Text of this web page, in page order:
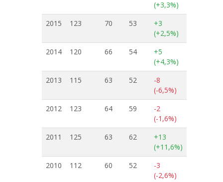
(+3,3%)
2015
123 70 53
+3
(+2,5%)
2014
120 66 54
+5
(+4,3%)
2013
115 63 52
-8
(-6,5%)
2012
123 64 59
-2
(-1,6%)
2011
125 63 62
+13
(+11,6%)
2010
112 60 52
-3
(-2,6%)